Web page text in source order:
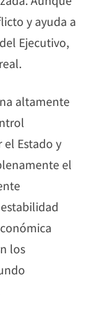
y ayuda a
Ejecutivo,
altamente
Estado y
el
los